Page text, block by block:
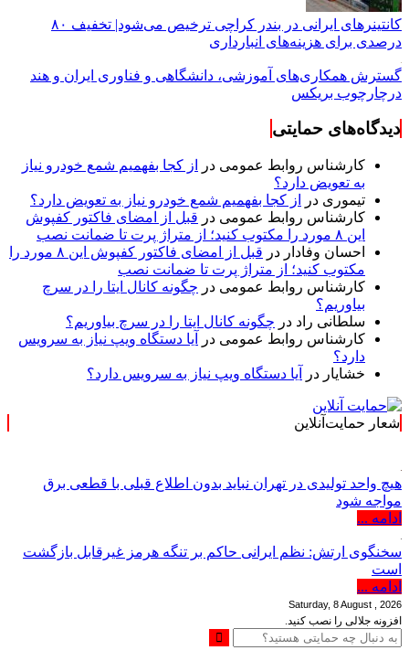
کانتینرهای ایرانی در بندر کراچی ترخیص می‌شود| تخفیف ۸۰
درصدی برای هزینه‌های انبارداری
گسترش همکاری‌های آموزشی، دانشگاهی و فناوری ایران و هند
درچارچوب بریکس
دیدگاه‌های حمایتی
کارشناس روابط عمومی در
از کجا بفهمیم شمع خودرو نیاز
به تعویض دارد؟
تیموری در
از کجا بفهمیم شمع خودرو نیاز به تعویض دارد؟
کارشناس روابط عمومی در قبل از امضای فاکتور کفپوش
این ۸ مورد را مکتوب کنید؛ از متراژ پرت تا ضمانت نصب
احسان وفادار در
قبل از امضای فاکتور کفپوش این ۸ مورد را
مکتوب کنید؛ از متراژ پرت تا ضمانت نصب
کارشناس روابط عمومی در چگونه کانال ایتا را در سرچ
بیاوریم؟
سلطانی راد در چگونه کانال ایتا را در سرچ بیاوریم؟
کارشناس روابط عمومی در
آیا دستگاه ویپ نیاز به سرویس
دارد؟
خشایار در آیا دستگاه ویپ نیاز به سرویس دارد؟
شعار حمایت‌آنلاین
هیچ واحد تولیدی در تهران نباید بدون اطلاع قبلی با قطعی برق
مواجه شود
ادامه ...
سخنگوی ارتش: نظم ایرانی حاکم بر تنگه هرمز غیرقابل بازگشت
است
ادامه ...
Saturday, 8 August , 2026
افزونه جلالی را نصب کنید.